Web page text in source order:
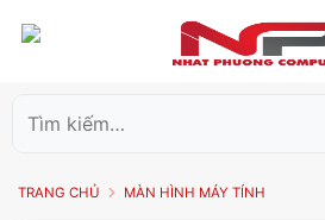
kiếm:
TRANG CHỦ MÀN HÌNH MÁY TÍNH